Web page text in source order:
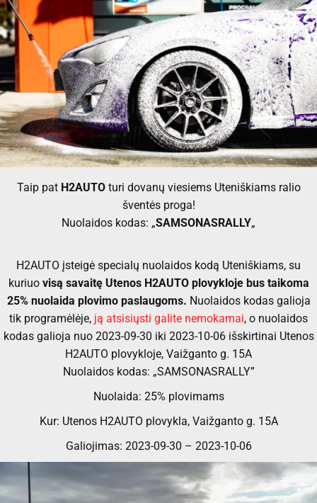
Taip pat H2AUTO turi dovanų viesiems Uteniškiams ralio
šventės proga!
Nuolaidos kodas: „SAMSONASRALLY„
H2AUTO įsteigė specialų nuolaidos kodą Uteniškiams, su
kuriuovisą savaitę Utenos H2AUTO plovykloje bus taikoma
25% nuolaida plovimo paslaugoms. Nuolaidos kodas galioja
tik programėlėje, ją atsisiųsti galite nemokamai, o nuolaidos
kodas galioja nuo 2023-09-30 iki 2023-10-06 išskirtinai Utenos
H2AUTO plovykloje, Vaižganto g. 15A
Nuolaidos kodas: „SAMSONASRALLY”
Nuolaida: 25% plovimams
Kur: Utenos H2AUTO plovykla, Vaižganto g. 15A
Galiojimas: 2023-09-30 – 2023-10-06